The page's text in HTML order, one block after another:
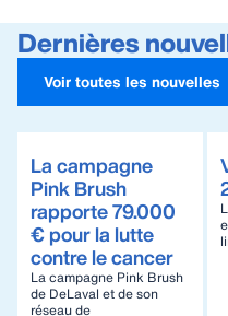
Dernières
Voir toutes les nouvelles
La campagne
Pink Brush
rapporte 79.000
€ pour la lutte
contre le cancer
La campagne Pink Brush
de DeLaval et de son
réseau de